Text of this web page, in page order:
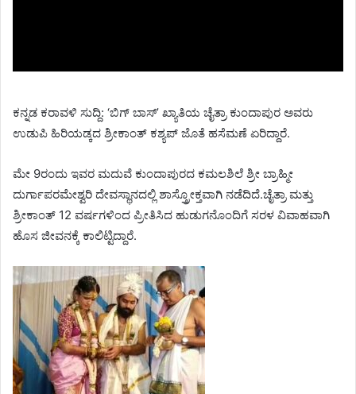
ಕನ್ನಡ ಕರಾವಳಿ ಸುದ್ದಿ: ‘ಬಿಗ್ ಬಾಸ್’ ಖ್ಯಾತಿಯ ಚೈತ್ರಾ ಕುಂದಾಪುರ ಅವರು
ಉಡುಪಿ ಹಿರಿಯಡ್ಕದ ಶ್ರೀಕಾಂತ್ ಕಶ್ಯಪ್ ಜೊತೆ ಹಸೆಮಣೆ ಏರಿದ್ದಾರೆ.
ಮೇ 9ರಂದು ಇವರ ಮದುವೆ ಕುಂದಾಪುರದ ಕಮಲಶಿಲೆ ಶ್ರೀ ಬ್ರಾಹ್ಮೀ
ದುರ್ಗಾಪರಮೇಶ್ವರಿ ದೇವಸ್ಥಾನದಲ್ಲಿ ಶಾಸ್ತ್ರೋಕ್ತವಾಗಿ ನಡೆದಿದೆ.ಚೈತ್ರಾ ಮತ್ತು
ಶ್ರೀಕಾಂತ್ 12 ವರ್ಷಗಳಿಂದ ಪ್ರೀತಿಸಿದ ಹುಡುಗನೊಂದಿಗೆ ಸರಳ ವಿವಾಹವಾಗಿ
ಹೊಸ ಜೀವನಕ್ಕೆ ಕಾಲಿಟ್ಟಿದ್ದಾರೆ.